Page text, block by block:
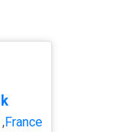
,France